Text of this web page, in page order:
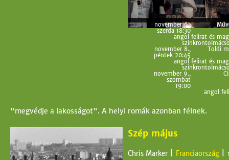
november 6.,
szerda 18:30
angol felirat és
november 8.,
péntek 20:45
Toldi
angol felirat és
november 9.,
szombat
19:00
angol
"megvédje a lakosságot". A helyi romák azonban félnek.
Szép május
Chris Marker Franciaország